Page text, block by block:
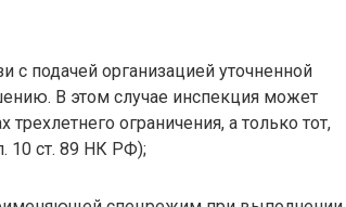
подачей организацией уточненной
В этом случае инспекция может
ограничения, а только тот,
10 ст. 89 НК РФ);